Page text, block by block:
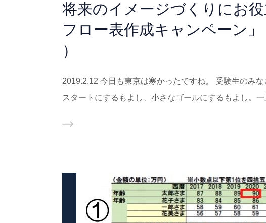
将来のイメージづくりにお
フロー表作成キャンペーン
）
2019.2.12 今日も東京は寒かったですね。 受験生のみ
スタートにするもよし、小さなゴールにするもよし。